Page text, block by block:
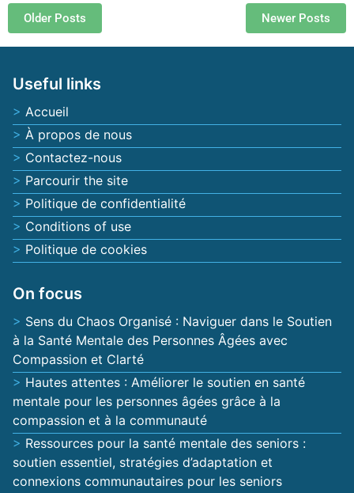
Posts navigation
Older Posts Newer Posts
Useful links
Accueil
À propos de nous
Contactez-nous
Parcourir the site
Politique de confidentialité
Conditions of use
Politique de cookies
On focus
Sens du Chaos Organisé : Naviguer dans le Soutien
à la Santé Mentale des Personnes Âgées avec
Compassion et Clarté
Hautes attentes : Améliorer le soutien en santé
mentale pour les personnes âgées grâce à la
compassion et à la communauté
Ressources pour la santé mentale des seniors :
soutien essentiel, stratégies d’adaptation et
connexions communautaires pour les seniors